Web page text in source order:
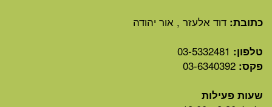
כתובת: דוד אלעזר , אור יהודה
טלפון: 03-5332481
פקס: 03-6340392
שעות פעילות